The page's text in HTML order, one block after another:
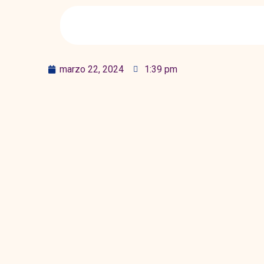
marzo 22, 2024 1:39 pm